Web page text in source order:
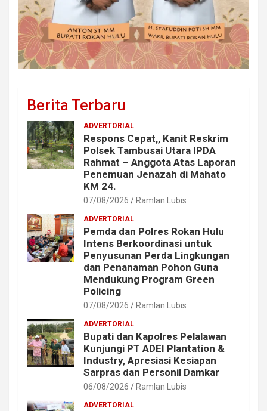
Berita Terbaru
ADVERTORIAL
Respons Cepat,, Kanit Reskrim
Polsek Tambusai Utara IPDA
Rahmat – Anggota Atas Laporan
Penemuan Jenazah di Mahato
KM 24.
07/08/2026 Ramlan Lubis
ADVERTORIAL
Pemda dan Polres Rokan Hulu
Intens Berkoordinasi untuk
Penyusunan Perda Lingkungan
dan Penanaman Pohon Guna
Mendukung Program Green
Policing
07/08/2026 Ramlan Lubis
ADVERTORIAL
Bupati dan Kapolres Pelalawan
Kunjungi PT ADEI Plantation &
Industry, Apresiasi Kesiapan
Sarpras dan Personil Damkar
06/08/2026 Ramlan Lubis
ADVERTORIAL